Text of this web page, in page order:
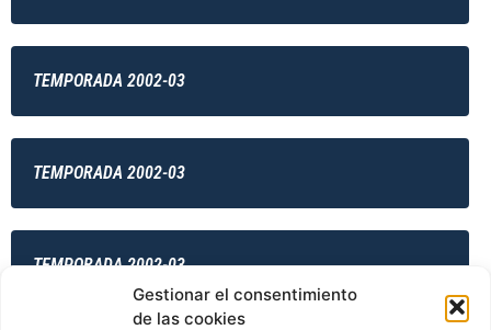
Gestionar el consentimiento
de las cookies
TEMPORADA 2002-03
TEMPORADA 2002-03
TEMPORADA 2002-03